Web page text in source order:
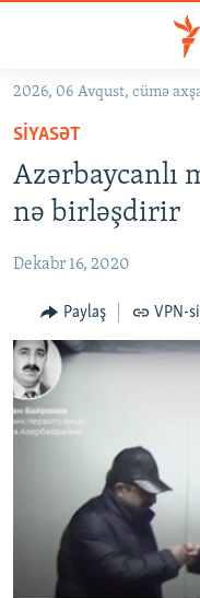
Əsas
qayıt
Əsas
naviqasiyaya
qayıt
Axtarışa
GÜNDƏM
#İZAHLA
KORRUPSIOMETR
FƏRQƏ BAX
QANUNI DOĞRU
ARAŞDIRMA
MULTIMEDIA
VIDEO
FOTOQALEREYA
İNFOQRAFIKA
KARIKATURA
RADIO ARXIV
AZƏRBAYCAN ƏDƏBIYYATI
İSLAM VƏ DEMOKRATIYA
İZ - MƏDƏNIYYƏT
HAQQIMIZDA
MISSIYAMIZ
PEŞƏ ETIKASI VƏ
MATERIALLARIMIZDAN
BIZI IZLƏ
2026, 06 Avqust, cümə
SIYASƏT
Azərbaycanlı
nə birləşdirir
Dekabr 16, 2020
Paylaş VPN-